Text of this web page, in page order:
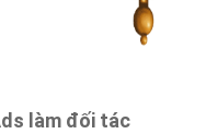
làm đối tác